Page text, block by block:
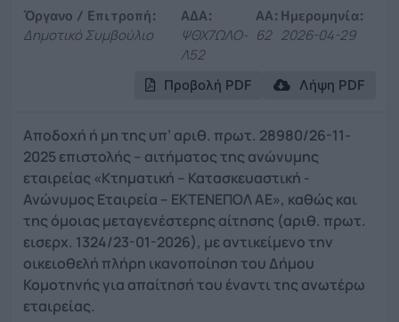
Όργανο / Επιτροπή:
Δημοτικό Συμβούλιο
ΑΔΑ:
ΨΘΧ7ΩΛΟ-
Λ52
ΑΑ:
62
Ημερομηνία:
2026-04-29
Προβολή PDF Λήψη PDF
Αποδοχή ή μη της υπ’ αριθ. πρωτ. 28980/26-11-
2025 επιστολής – αιτήματος της ανώνυμης
εταιρείας «Κτηματική – Κατασκευαστική -
Ανώνυμος Εταιρεία – ΕΚΤΕΝΕΠΟΛ ΑΕ», καθώς και
της όμοιας μεταγενέστερης αίτησης (αριθ. πρωτ.
εισερχ. 1324/23-01-2026), με αντικείμενο την
οικειοθελή πλήρη ικανοποίηση του Δήμου
Κομοτηνής για απαίτησή του έναντι της ανωτέρω
εταιρείας.